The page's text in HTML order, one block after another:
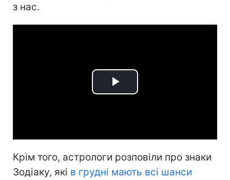
з нас.
Play
Крім того, астрологи розповіли про знаки
Зодіаку, які в грудні мають всі шанси